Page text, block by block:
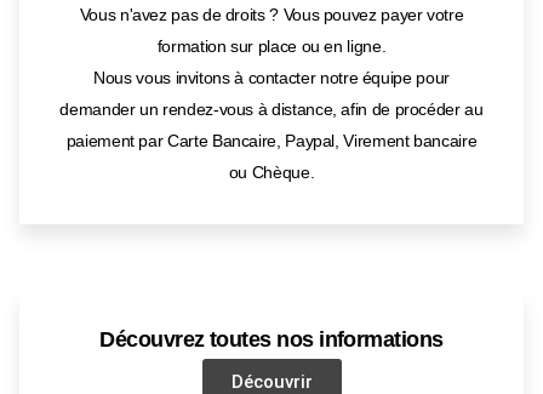
Vous n'avez pas de droits ? Vous pouvez payer votre
formation sur place ou en ligne.
Nous vous invitons à contacter notre équipe pour
demander un rendez-vous à distance, afin de procéder au
paiement par Carte Bancaire, Paypal, Virement bancaire
ou Chèque.
Découvrez toutes nos informations
Découvrir